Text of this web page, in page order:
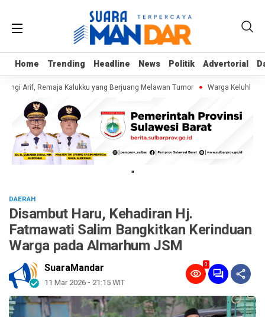
Home Trending Headline News Politik Advertorial
Home Trending Headline News Politik Advertorial
Arif, Remaja Kalukku yang Berjuang Melawan Tumor Warga Keluhkan
"
DAERAH
Disambut Haru, Kehadiran Hj.
Fatmawati Salim Bangkitkan Kerinduan
Warga pada Almarhum JSM
SuaraMandar
11 Mar 2026 - 21:15 WIT
0